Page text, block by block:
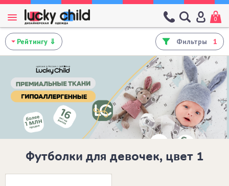
0
Фильтры 1
Футболки для девочек, цвет 1